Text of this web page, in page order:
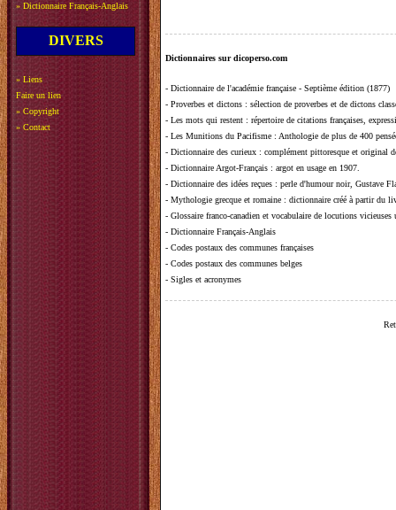
» Dictionnaire Français-Anglais
DIVERS
» Liens
Faire un lien
» Copyright
» Contact
Dictionnaires sur dicoperso.com
- Dictionnaire de l'académie française - Septième édition (1877)
- Proverbes et dictons : sélection de proverbes et de dictons
- Les mots qui restent : répertoire de citations françaises,
- Les Munitions du Pacifisme : Anthologie de plus de 400
- Dictionnaire des curieux : complément pittoresque et original
- Dictionnaire Argot-Français : argot en usage en 1907.
- Dictionnaire des idées reçues : perle d'humour noir, Gustave
- Mythologie grecque et romaine : dictionnaire créé à partir du
- Glossaire franco-canadien et vocabulaire de locutions vicieuses
- Dictionnaire Français-Anglais
- Codes postaux des communes françaises
- Codes postaux des communes belges
- Sigles et acronymes